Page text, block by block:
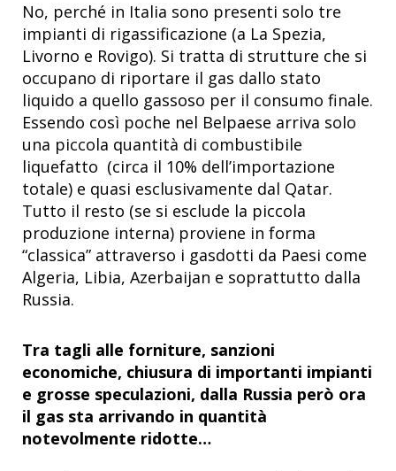
No, perché in Italia sono presenti solo tre
impianti di rigassificazione (a La Spezia,
Livorno e Rovigo). Si tratta di strutture che si
occupano di riportare il gas dallo stato
liquido a quello gassoso per il consumo finale.
Essendo così poche nel Belpaese arriva solo
una piccola quantità di combustibile
liquefatto (circa il 10% dell’importazione
totale) e quasi esclusivamente dal Qatar.
Tutto il resto (se si esclude la piccola
produzione interna) proviene in forma
“classica” attraverso i gasdotti da Paesi come
Algeria, Libia, Azerbaijan e soprattutto dalla
Russia.
Tra tagli alle forniture, sanzioni
economiche, chiusura di importanti impianti
e grosse speculazioni, dalla Russia però ora
il gas sta arrivando in quantità
notevolmente ridotte…